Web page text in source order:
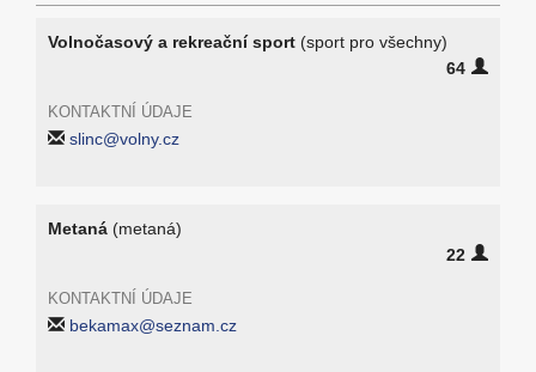
Volnočasový a rekreační sport (sport pro všechny)
64
KONTAKTNÍ ÚDAJE
slinc@volny.cz
Metaná (metaná)
22
KONTAKTNÍ ÚDAJE
bekamax@seznam.cz